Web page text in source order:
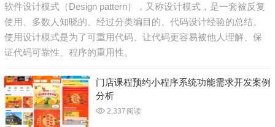
软件设计模式（Design pattern），又称设计模式，是一套被反复
使用、多数人知晓的、经过分类编目的、代码设计经验的总结。
使用设计模式是为了可重用代码、让代码更容易被他人理解、保
证代码可靠性、程序的重用性。
门店课程预约小程序系统功能需求开发案例
分析
2,337 阅读